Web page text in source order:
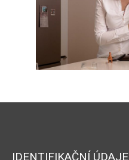
IDENTIFIKAČNÍ ÚDAJE